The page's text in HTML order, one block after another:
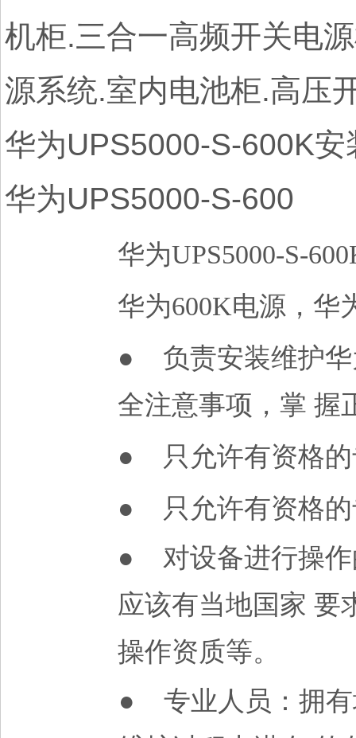
机柜.三合一高频开关电
源系统.室内电池柜.高压
华为UPS5000-S-600K
华为UPS5000-S-600
华为UPS5000-S-
华为600K电源，华
● 负责安装维护华
全注意事项，掌 握
● 只允许有资格
● 只允许有资格
● 对设备进行操作
应该有当地国家 要
操作资质等。
● 专业人员：拥有